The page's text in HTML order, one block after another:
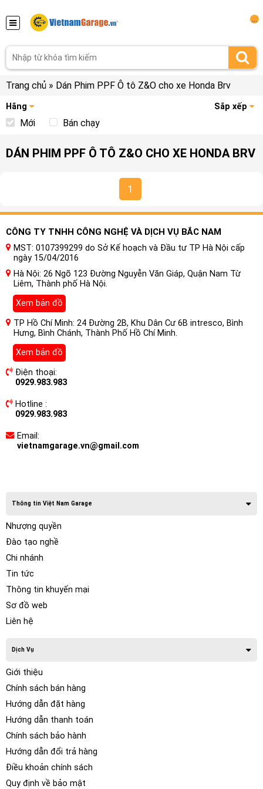
Trang chủ » Dán Phim PPF Ô tô Z&O cho xe Honda Brv
Hãng Sắp xếp
Mới Bán chạy
DÁN PHIM PPF Ô TÔ Z&O CHO XE HONDA BRV
1
CÔNG TY TNHH CÔNG NGHỆ VÀ DỊCH VỤ BẮC NAM
MST: 0107399299 do Sở Kế hoạch và Đầu tư TP Hà Nội cấp
ngày 15/04/2016
Hà Nội: 26 Ngõ 123 Đường Nguyễn Văn Giáp, Quận Nam Từ
Liêm, Thành phố Hà Nội.
Xem bản đồ
TP Hồ Chí Minh: 24 Đường 2B, Khu Dân Cư 6B intresco, Bình
Hưng, Bình Chánh, Thành Phố Hồ Chí Minh.
Xem bản đồ
Điện thoại:
0929.983.983
Hotline :
0929.983.983
Email:
vietnamgarage.vn@gmail.com
Thông tin Việt Nam Garage
Nhượng quyền
Đào tạo nghề
Chi nhánh
Tin tức
Thông tin khuyến mại
Sơ đồ web
Liên hệ
Dịch Vụ
Giới thiệu
Chính sách bán hàng
Hướng dẫn đặt hàng
Hướng dẫn thanh toán
Chính sách bảo hành
Hướng dẫn đổi trả hàng
Điều khoản chính sách
Quy định về bảo mật